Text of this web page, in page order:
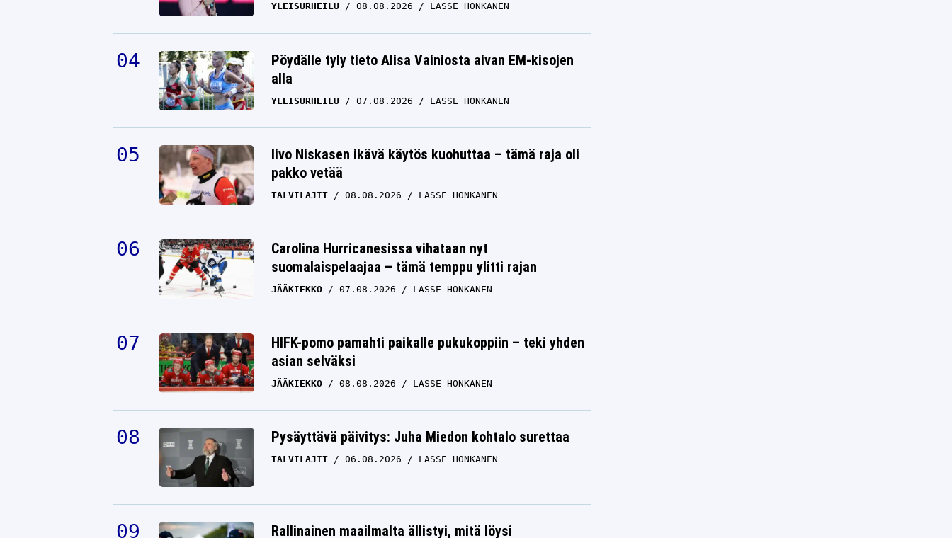
YLEISURHEILU 08.08.2026 LASSE HONKANEN
Pöydälle tyly tieto Alisa Vainiosta aivan EM-kisojen
alla
YLEISURHEILU 07.08.2026 LASSE HONKANEN
Iivo Niskasen ikävä käytös kuohuttaa – tämä raja oli
pakko vetää
TALVILAJIT 08.08.2026 LASSE HONKANEN
Carolina Hurricanesissa vihataan nyt
suomalaispelaajaa – tämä temppu ylitti rajan
JÄÄKIEKKO 07.08.2026 LASSE HONKANEN
HIFK-pomo pamahti paikalle pukukoppiin – teki yhden
asian selväksi
JÄÄKIEKKO 08.08.2026 LASSE HONKANEN
Pysäyttävä päivitys: Juha Miedon kohtalo surettaa
TALVILAJIT 06.08.2026 LASSE HONKANEN
Rallinainen maailmalta ällistyi, mitä löysi